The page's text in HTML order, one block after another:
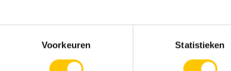
Voorkeuren Statistieken
pas la surface. Lors du arrosage, il convient
Caractéristiques
À base de
Imperméable à